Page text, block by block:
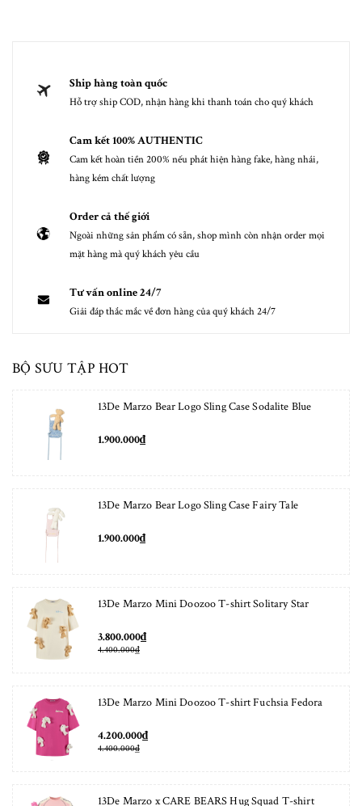
Ship hàng toàn quốc
Hỗ trợ ship COD, nhận hàng khi thanh toán cho quý khách
Cam kết 100% AUTHENTIC
Cam kết hoàn tiền 200% nếu phát hiện hàng fake, hàng nhái,
hàng kém chất lượng
Order cả thế giới
Ngoài những sản phẩm có sẵn, shop mình còn nhận order mọi
mặt hàng mà quý khách yêu cầu
Tư vấn online 24/7
Giải đáp thắc mắc về đơn hàng của quý khách 24/7
BỘ SƯU TẬP HOT
13De Marzo Bear Logo Sling Case Sodalite Blue
1.900.000₫
13De Marzo Bear Logo Sling Case Fairy Tale
1.900.000₫
13De Marzo Mini Doozoo T-shirt Solitary Star
3.800.000₫
4.400.000₫
13De Marzo Mini Doozoo T-shirt Fuchsia Fedora
4.200.000₫
4.400.000₫
13De Marzo x CARE BEARS Hug Squad T-shirt